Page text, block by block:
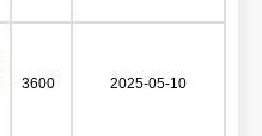
3600 2025-05-10